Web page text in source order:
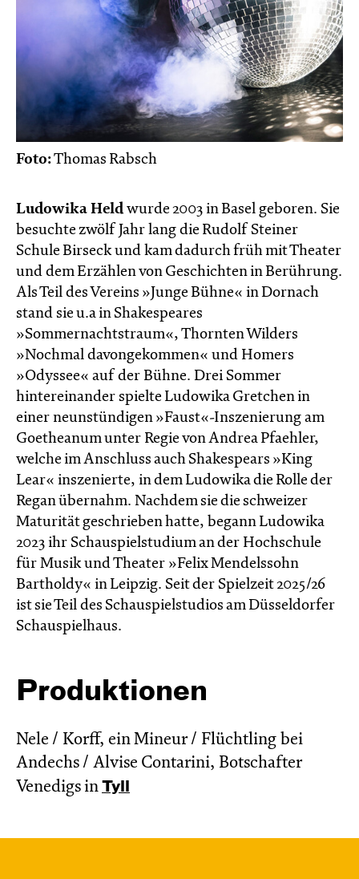
Foto:Thomas Rabsch
Ludowika Heldwurde 2003 in Basel geboren. Sie
besuchte zwölf Jahr lang die Rudolf Steiner
Schule Birseck und kam dadurch früh mit Theater
und dem Erzählen von Geschichten in Berührung.
Als Teil des Vereins »Junge Bühne« in Dornach
stand sie u.a in Shakespeares
»Sommernachtstraum«, Thornten Wilders
»Nochmal davongekommen« und Homers
»Odyssee« auf der Bühne. Drei Sommer
hintereinander spielte Ludowika Gretchen in
einer neunstündigen »Faust«-Inszenierung am
Goetheanum unter Regie von Andrea Pfaehler,
welche im Anschluss auch Shakespears »King
Lear« inszenierte, in dem Ludowika die Rolle der
Regan übernahm. Nachdem sie die schweizer
Maturität geschrieben hatte, begann Ludowika
2023 ihr Schauspielstudium an der Hochschule
für Musik und Theater »Felix Mendelssohn
Bartholdy« in Leipzig. Seit der Spielzeit 2025/26
ist sie Teil des Schauspielstudios am Düsseldorfer
Schauspielhaus.
Produktionen
Nele / Korff, ein Mineur / Flüchtling bei
Andechs / Alvise Contarini, Botschafter
Venedigs in Tyll